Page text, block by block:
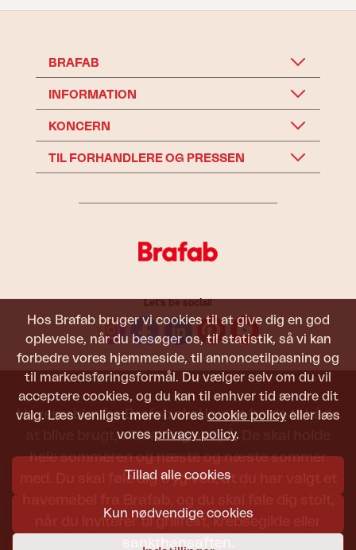
Hos Brafab bruger vi cookies til at give dig en god
oplevelse, når du besøger os, til statistik, så vi kan
forbedre vores hjemmeside, til annoncetilpasning og
til markedsføringsformål. Du vælger selv om du vil
acceptere cookies, og du kan til enhver tid ændre dit
valg. Læs venligst mere i vores cookie policy eller læs
vores privacy policy.
Tillad alle cookies
Kun nødvendige cookies
BRAFAB
INFORMATION
KONCERN
TIL FORHANDLERE OG PRESSEN
Let's be social!
Havemøbler fra Brafab skal kunne holde til både
at blive brugt, siddet i og set på. De skal holde
hele sommeren og næste og næste sommer
med. Du skal føle dig tryg ved, at du har valgt et
når du inviterer til grillfest, krebsegilde eller